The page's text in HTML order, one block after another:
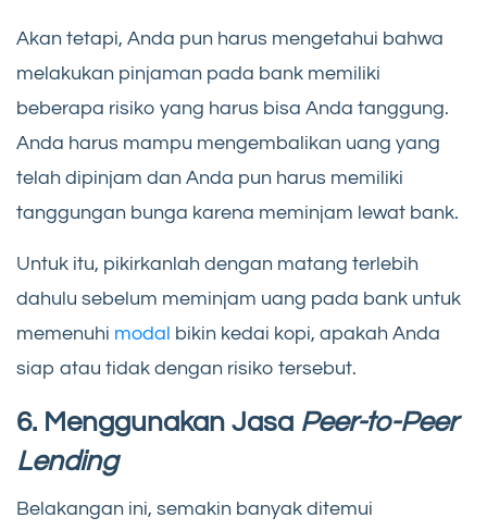
Akan tetapi, Anda pun harus mengetahui bahwa
melakukan pinjaman pada bank memiliki
beberapa risiko yang harus bisa Anda tanggung.
Anda harus mampu mengembalikan uang yang
telah dipinjam dan Anda pun harus memiliki
tanggungan bunga karena meminjam lewat bank.
Untuk itu, pikirkanlah dengan matang terlebih
dahulu sebelum meminjam uang pada bank untuk
memenuhi modal bikin kedai kopi, apakah Anda
siap atau tidak dengan risiko tersebut.
6. Menggunakan Jasa Peer-to-Peer
Lending
Belakangan ini, semakin banyak ditemui